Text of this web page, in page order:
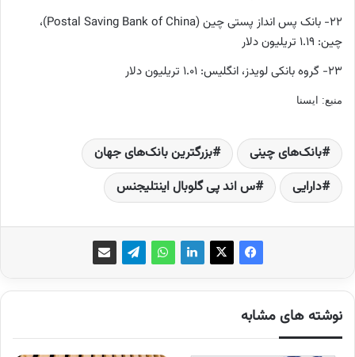
۲۲- بانک پس انداز پستی چین (
Postal Saving Bank of China)،
چین: ۱.۱۹ تریلیون دلار
۲۳- گروه بانکی لویدز، انگلیس: ۱.۰۱ تریلیون دلار
منبع: ایسنا
بانک‌های چینی
بزرگترین بانک‌های جهان
دارایی‌
س اند پی گلوبال اینتلیجنس
نوشته های مشابه